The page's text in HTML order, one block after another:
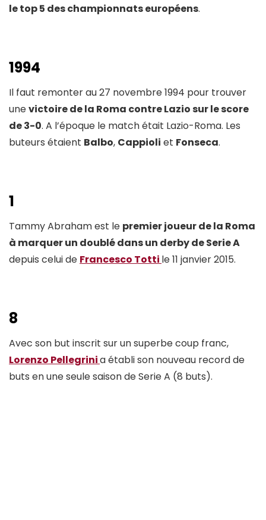
le top 5 des championnats européens.
1994
Il faut remonter au 27 novembre 1994 pour trouver
unevictoire de la Roma contre Lazio sur le score
de 3-0. A l’époque le match était Lazio-Roma. Les
buteurs étaient Balbo, Cappioli et Fonseca.
1
Tammy Abraham est le premier joueur de la Roma
à marquer un doublé dans un derby de Serie A
depuis celui de Francesco Totti le 11 janvier 2015.
8
Avec son but inscrit sur un superbe coup franc,
Lorenzo Pellegrinia établi son nouveau record de
buts en une seule saison de Serie A (8 buts).